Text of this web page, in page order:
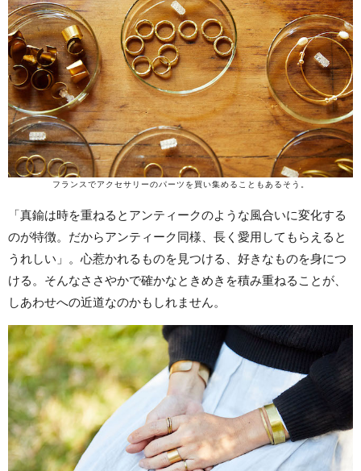
フランスでアクセサリーのパーツを買い集めることもあるそう。
「真鍮は時を重ねるとアンティークのような風合いに変化する
のが特徴。だからアンティーク同様、長く愛用してもらえると
うれしい」。心惹かれるものを見つける、好きなものを身につ
ける。そんなささやかで確かなときめきを積み重ねることが、
しあわせへの近道なのかもしれません。